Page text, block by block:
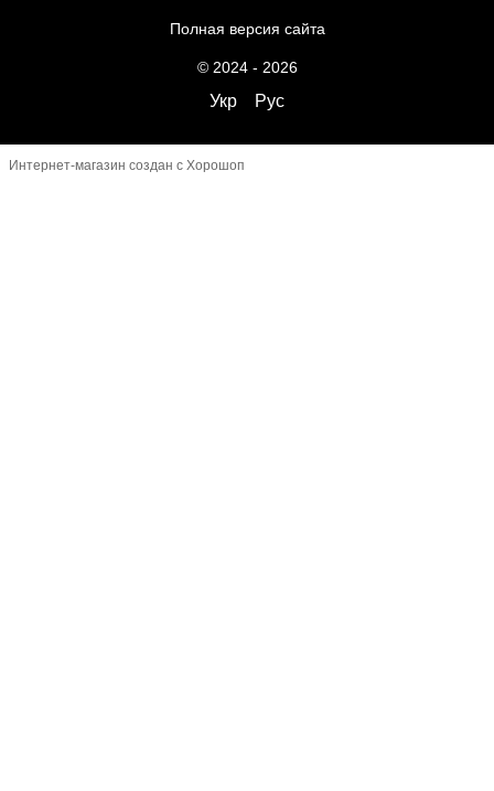
Полная версия сайта
© 2024 - 2026
Укр Рус
Интернет-магазин создан с Хорошоп